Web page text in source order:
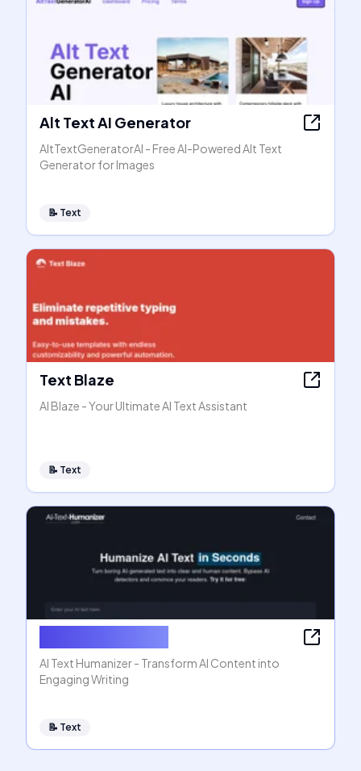
Alt Text AI Generator
AltTextGeneratorAI - Free AI-Powered Alt Text
Generator for Images
📝 Text
Text Blaze
AI Blaze - Your Ultimate AI Text Assistant
📝 Text
AI Text Humanizer - Transform AI Content into
Engaging Writing
📝 Text